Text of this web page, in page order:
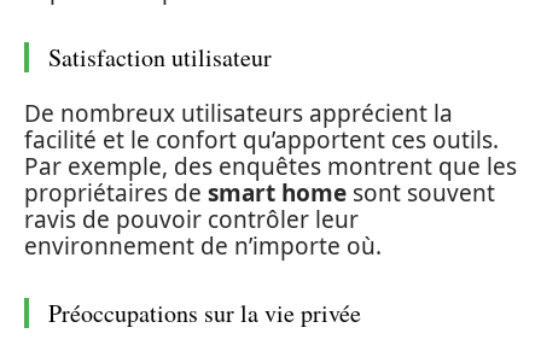
Satisfaction utilisateur
De nombreux utilisateurs apprécient la
facilité et le confort qu’apportent ces outils.
Par exemple, des enquêtes montrent que les
propriétaires de smart home sont souvent
ravis de pouvoir contrôler leur
environnement de n’importe où.
Préoccupations sur la vie privée